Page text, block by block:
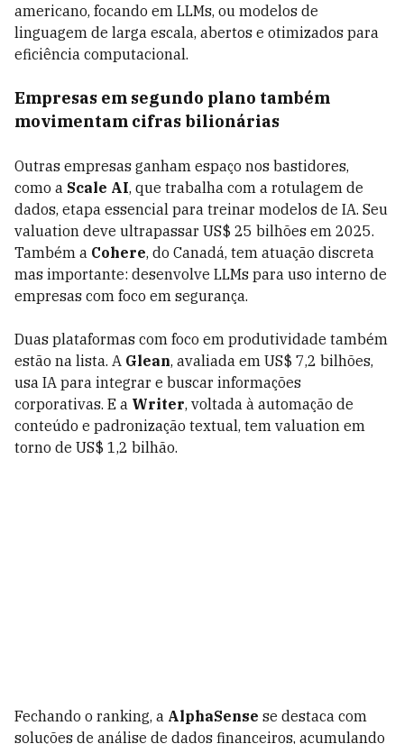
americano, focando em LLMs, ou modelos de
linguagem de larga escala, abertos e otimizados para
eficiência computacional.
Empresas em segundo plano também
movimentam cifras bilionárias
Outras empresas ganham espaço nos bastidores,
como a Scale AI, que trabalha com a rotulagem de
dados, etapa essencial para treinar modelos de IA. Seu
valuation deve ultrapassar US$ 25 bilhões em 2025.
Também a Cohere, do Canadá, tem atuação discreta
mas importante: desenvolve LLMs para uso interno de
empresas com foco em segurança.
Duas plataformas com foco em produtividade também
estão na lista. A Glean, avaliada em US$ 7,2 bilhões,
usa IA para integrar e buscar informações
corporativas. E a Writer, voltada à automação de
conteúdo e padronização textual, tem valuation em
torno de US$ 1,2 bilhão.
Fechando o ranking, a AlphaSense se destaca com
soluções de análise de dados financeiros, acumulando